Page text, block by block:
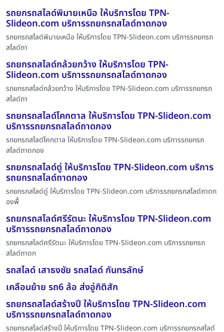
รถยกรถสไลด์พิมายเหนือ ให้บริการโดย TPN-
Slideon.com บริการรถยกรถสไลด์ถาดกอง
รถยกรถสไลด์พิมายเหนือ ให้บริการโดย TPN-Slideon.com บริการรถยกรถ
สไลด์ถา
รถยกรถสไลด์กล้วยกว้าง ให้บริการโดย TPN-
Slideon.com บริการรถยกรถสไลด์ถาดกอง
รถยกรถสไลด์กล้วยกว้าง ให้บริการโดย TPN-Slideon.com บริการรถยกรถ
สไลด์ถา
รถยกรถสไลด์โคกตาล ให้บริการโดย TPN-Slideon.com
บริการรถยกรถสไลด์ถาดกอง
รถยกรถสไลด์โคกตาล ให้บริการโดย TPN-Slideon.com บริการรถยกรถ
สไลด์ถาดกอง
รถยกรถสไลด์ดู่ ให้บริการโดย TPN-Slideon.com บริการ
รถยกรถสไลด์ถาดกอง
รถยกรถสไลด์ดู่ ให้บริการโดย TPN-Slideon.com บริการรถยกรถสไลด์ถาดก
องพื้
รถยกรถสไลด์ศรีรัตนะ ให้บริการโดย TPN-Slideon.com
บริการรถยกรถสไลด์ถาดกอง
รถยกรถสไลด์ศรีรัตนะ ให้บริการโดย TPN-Slideon.com บริการรถยกรถ
สไลด์ถาดก
รถสไลด์ เสาธงชัย รถสไลด์ กันทรลักษ์
เคลื่อนย้าย รถ6 ล้อ ส่งอู่กิติสัก
รถยกรถสไลด์สร้างปี่ ให้บริการโดย TPN-Slideon.com
บริการรถยกรถสไลด์ถาดกอง
รถยกรถสไลด์สร้างปี่ ให้บริการโดย TPN-Slideon.com บริการรถยกรถสไลด์